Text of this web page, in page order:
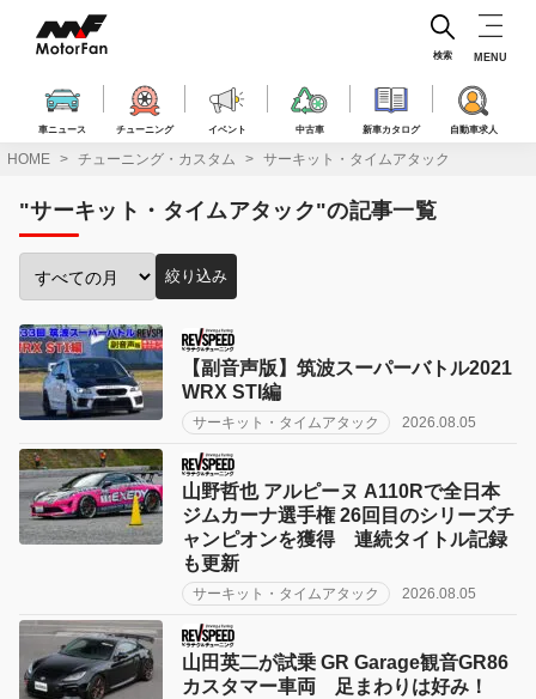
ス
車ニュース チューニング イベント 中古車 新車カタログ 自動車求人
検索 MENU
HOME チューニング・カスタム サーキット・タイムアタック
"サーキット・タイムアタック"の記事一覧
月
で
絞
み:
絞り込み
【副音声版】筑波スーパーバトル2021
WRX STI編
サーキット・タイムアタック 2026.08.05
山野哲也 アルピーヌ A110Rで全日本
ジムカーナ選手権 26回目のシリーズチ
ャンピオンを獲得 連続タイトル記録
も更新
サーキット・タイムアタック 2026.08.05
山田英二が試乗 GR Garage観音GR86
カスタマー車両 足まわりは好み！